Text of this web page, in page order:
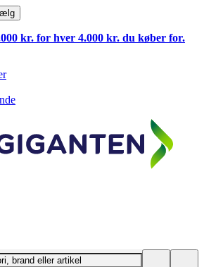
kr. for hver 4.000 kr. du køber for.